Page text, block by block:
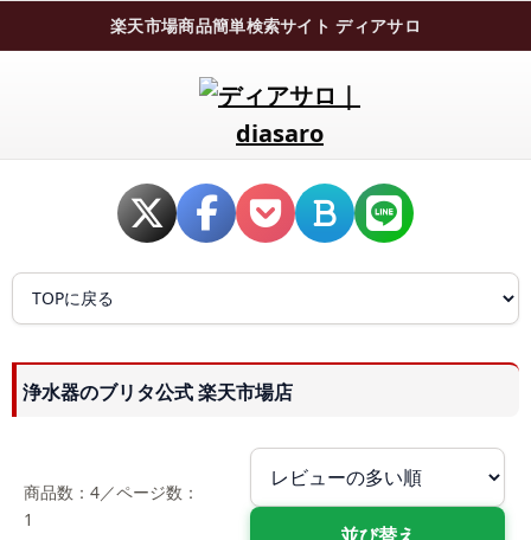
楽天市場商品簡単検索サイト ディアサロ
浄水器のブリタ公式 楽天市場店
商品数：4／ページ数：
1